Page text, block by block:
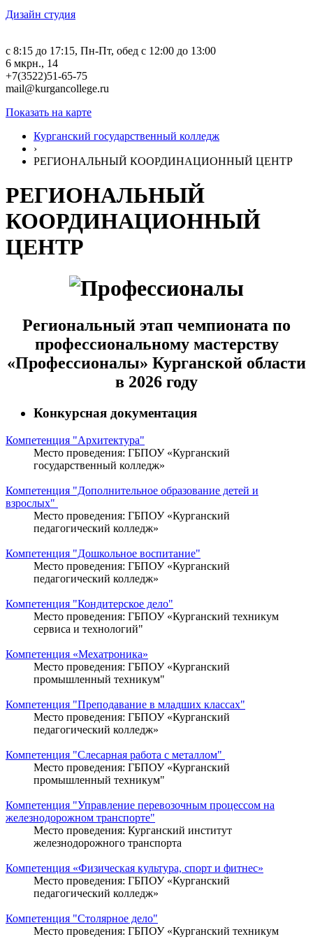
Дизайн студия
c 8:15 до 17:15, Пн-Пт, обед с 12:00 до 13:00
6 мкрн., 14
+7(3522)51-65-75
mail@kurgancollege.ru
Показать на карте
Курганский государственный колледж
›
РЕГИОНАЛЬНЫЙ КООРДИНАЦИОННЫЙ ЦЕНТР
РЕГИОНАЛЬНЫЙ
КООРДИНАЦИОННЫЙ
ЦЕНТР
Региональный этап чемпионата по
профессиональному мастерству
«Профессионалы» Курганской области
в 2026 году
Конкурсная документация
Компетенция "Архитектура"
Место проведения: ГБПОУ «Курганский
государственный колледж»
Компетенция "Дополнительное образование детей и
взрослых"
Место проведения: ГБПОУ «Курганский
педагогический колледж»
Компетенция "Дошкольное воспитание"
Место проведения: ГБПОУ «Курганский
педагогический колледж»
Компетенция "Кондитерское дело"
Место проведения: ГБПОУ «Курганский техникум
сервиса и технологий"
Компетенция «Мехатроника»
Место проведения: ГБПОУ «Курганский
промышленный техникум"
Компетенция "Преподавание в младших классах"
Место проведения: ГБПОУ «Курганский
педагогический колледж»
Компетенция "Слесарная работа с металлом"
Место проведения: ГБПОУ «Курганский
промышленный техникум"
Компетенция "Управление перевозочным процессом на
железнодорожном транспорте"
Место проведения: Курганский институт
железнодорожного транспорта
Компетенция «Физическая культура, спорт и фитнес»
Место проведения: ГБПОУ «Курганский
педагогический колледж»
Компетенция "Столярное дело"
Место проведения: ГБПОУ «Курганский техникум